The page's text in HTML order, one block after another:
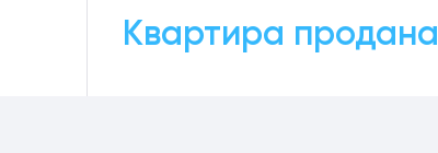
Квартира продана